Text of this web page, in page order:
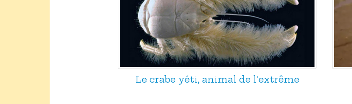
Le crabe yéti, animal de l'extrême